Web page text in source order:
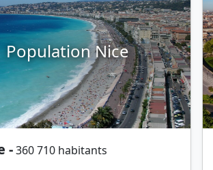
Population Nice
-360 710 habitants